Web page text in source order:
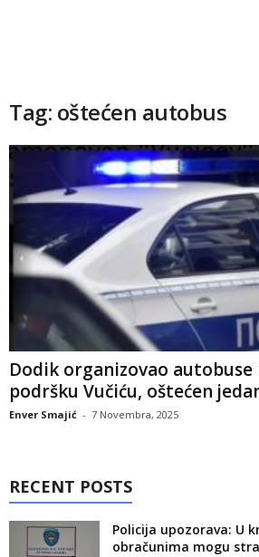
Tag: oštećen autobus
Dodik organizovao autobuse
podršku Vučiću, oštećen
Enver Smajić - 7 Novembra, 2025
RECENT POSTS
Policija upozorava: U
obračunima mogu